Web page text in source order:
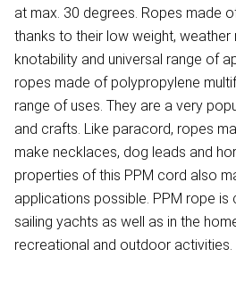
at max. 30 degrees. Ropes made
thanks to their low weight,
knotability and universal range of
ropes made of polypropylene
range of uses. They are a very
and crafts. Like paracord, ropes
make necklaces, dog leads and
properties of this PPM cord also
applications possible. PPM rope is
sailing yachts as well as in the
recreational and outdoor activities.